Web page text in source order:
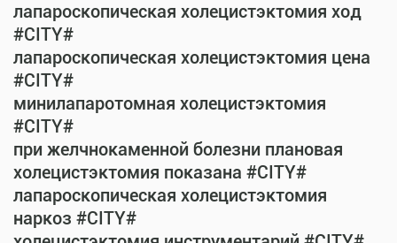
лапароскопическая холецистэктомия ход
#CITY#
лапароскопическая холецистэктомия цена
#CITY#
минилапаротомная холецистэктомия
#CITY#
при желчнокаменной болезни плановая
холецистэктомия показана #CITY#
лапароскопическая холецистэктомия
наркоз #CITY#